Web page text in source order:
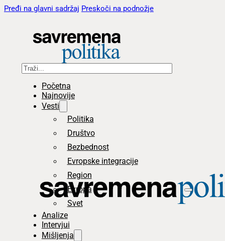
Pređi na glavni sadržaj Preskoči na podnožje
Pretraga
Početna
Najnovije
Vesti
Politika
Društvo
Bezbednost
Evropske integracije
Region
Evropa
Svet
Analize
Intervjui
Mišljenja